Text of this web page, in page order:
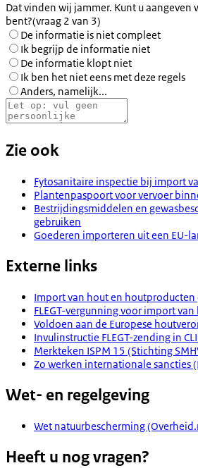
Dat vinden wij jammer. Kunt u aangeven
bent?(vraag 2 van 3)
De informatie is niet compleet
Ik begrijp de informatie niet
De informatie klopt niet
Ik ben het niet eens met deze regels
Anders, namelijk...
Zie ook
Fytosanitaire inspectie bij import
Plantenpaspoort voor vervoer
Bestrijdingsmiddelen en
gebruiken
Goederen importeren uit een EU-
Externe links
Import van hout en houtproducten
FLEGT-vergunning voor import van
Voldoen aan de Europese
Invulinstructie FLEGT-zending in
Merkteken ISPM 15 (Stichting
Zo werken internationale sancties
Wet- en regelgeving
Wet natuurbescherming
Heeft u nog vragen?